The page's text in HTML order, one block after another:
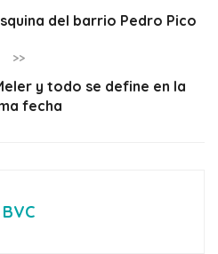
del barrio Pedro Pico
>>
y todo se define en la
fecha
BVC